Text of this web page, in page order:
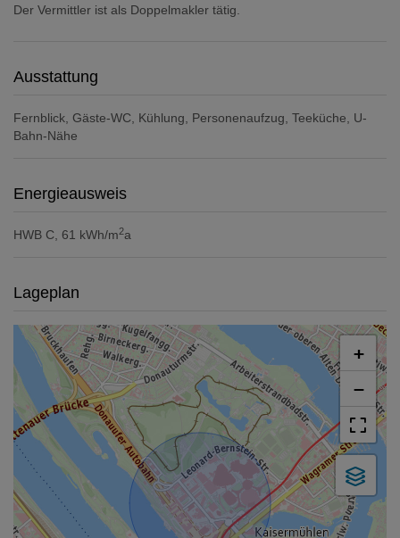
Der Vermittler ist als Doppelmakler tätig.
Ausstattung
Fernblick Gäste-WC Kühlung Personenaufzug Teeküche
U-
Bahn-Nähe
Energieausweis
HWB C, 61 kWh/m2a
Lageplan
+
−